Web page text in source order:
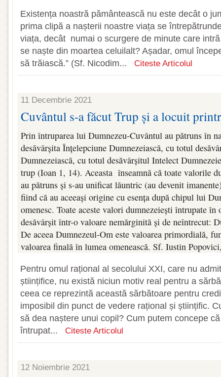
Existența noastră pământească nu este decât o
prima clipă a nașterii noastre viața se
viața, decât numai o scurgere de minute care
se naște din moartea celuilalt? Așadar, omul
să trăiască.” (Sf. Nicodim...
Citeste Articolul
11 Decembrie 2021
Cuvântul s-a făcut Trup și a locuit
Prin întruparea lui Dumnezeu-Cuvântul au pătruns în
desăvârșita Înțelepciune Dumnezeiască, cu totul
Dumnezeiască, cu totul desăvârșitul Intelect
trup (Ioan 1, 14). Aceasta înseamnă că toate valorile
au pătruns și s-au unificat lăuntric (au devenit
fiind că au aceeași origine cu esența după chipul lui
omenesc. Toate aceste valori dumnezeiești întrupate
desăvârșit într-o valoare nemărginită și de neîntrecut:
De aceea Dumnezeul-Om este valoarea primordială,
valoarea finală în lumea omenească. Sf. Iustin
Pentru omul rațional al secolului XXI, care nu
științifice, nu există niciun motiv real pentru a
ceea ce reprezintă această sărbătoare pentru
imposibil din punct de vedere rațional și științific.
să dea naștere unui copil? Cum putem concepe
întrupat...
Citeste Articolul
12 Noiembrie 2021